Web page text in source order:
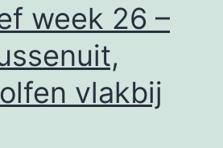
week 26 –
vlakbij